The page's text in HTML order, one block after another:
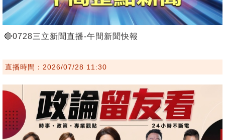
🔴0728三立新聞直播-午間新聞快報
直播時間：2026/07/28 11:30